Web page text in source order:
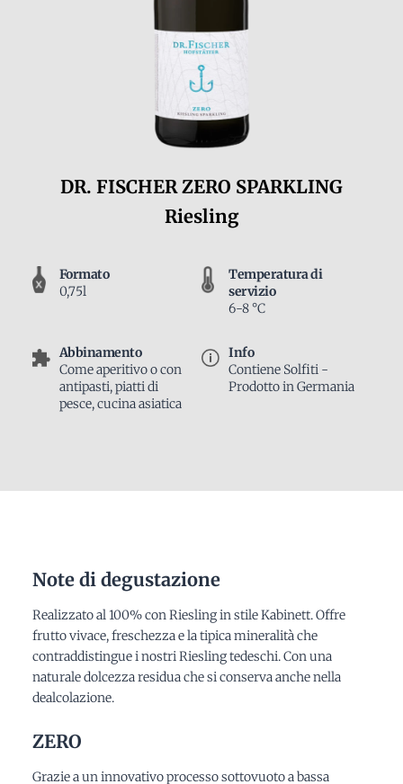
DR. FISCHER ZERO SPARKLING
Riesling
Formato
0,75l
Temperatura di
servizio
6-8 °C
Abbinamento
Come aperitivo o con
antipasti, piatti di
pesce, cucina asiatica
Info
Contiene Solfiti -
Prodotto in Germania
Note di degustazione
Realizzato al 100% con Riesling in stile Kabinett. Offre
frutto vivace, freschezza e la tipica mineralità che
contraddistingue i nostri Riesling tedeschi. Con una
naturale dolcezza residua che si conserva anche nella
dealcolazione.
ZERO
Grazie a un innovativo processo sottovuoto a bassa